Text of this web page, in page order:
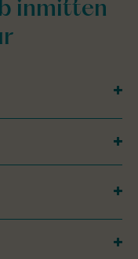
inmitten